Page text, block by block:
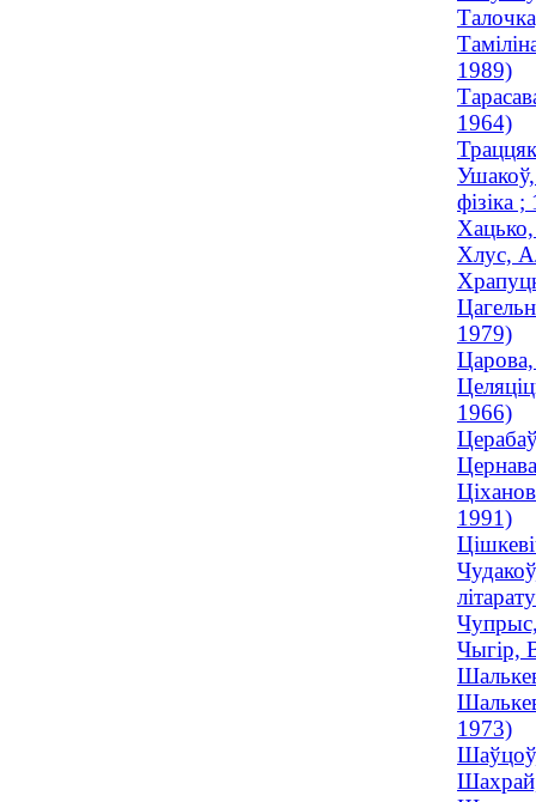
1989)
1964)
фізіка
Хлус,
1979)
1966)
1991)
Чыгір,
1973)